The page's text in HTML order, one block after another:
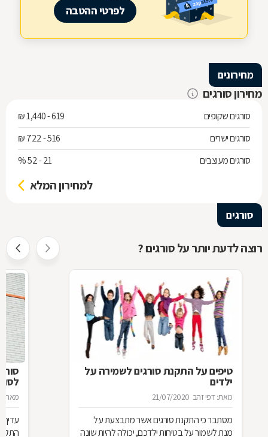
לפרטי ההטבה
מחירונים
מחירון סורגים
סורגים שקופים
619 - 1,440 ₪
סורגים ישרים
516 - 722 ₪
סורגים מעוצבים
21 - 52 %
למחירון המלא
סורגים
רוצה לדעת יותר על סורגים ?
טיפים על התקנת סורגים לשמירה על
ילדים
מאת: דפי זהב 21/07/2020
מסתבר כי התקנת סורגים אשר מתבצעת על
מנת לשמור על בטיחות ילדכם, יכולה להיות שונה
מאת: